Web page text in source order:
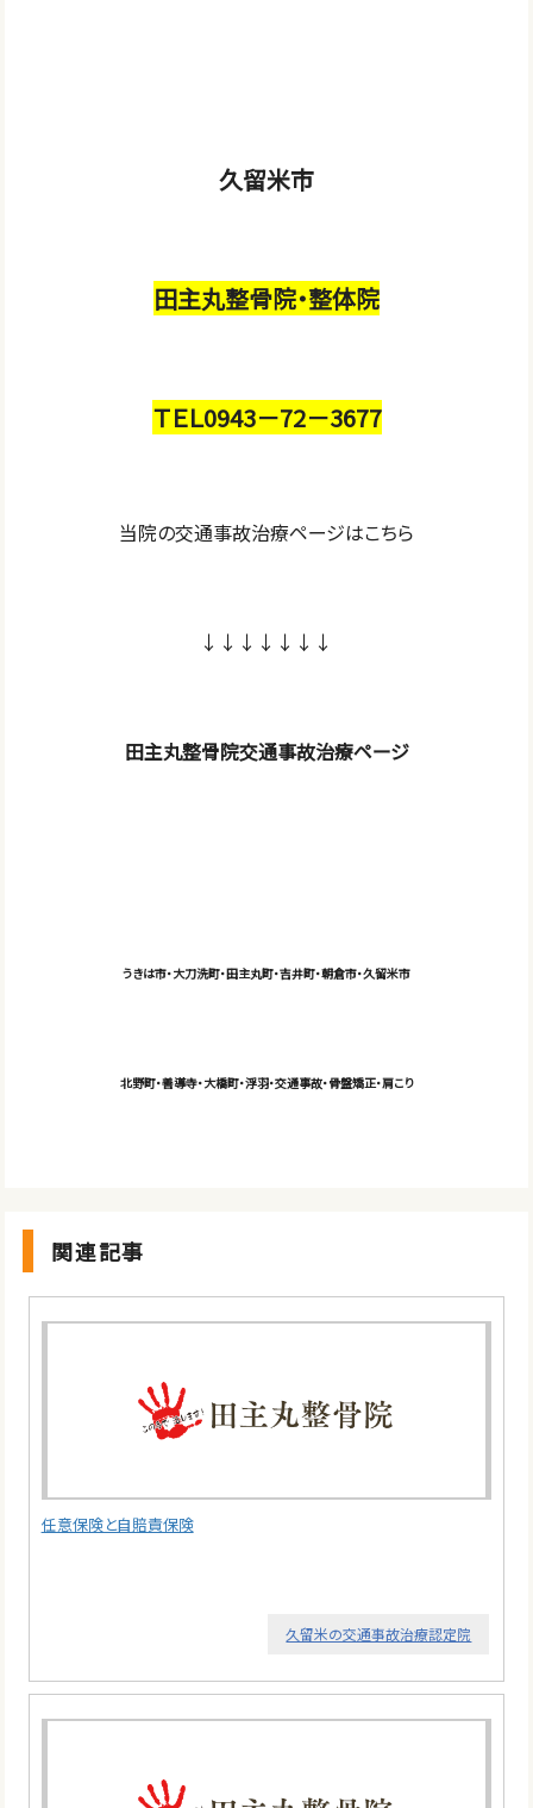
久留米市
田主丸整骨院・整体院
ＴＥＬ0943－72－3677
当院の交通事故治療ページはこちら
↓↓↓↓↓↓↓
田主丸整骨院交通事故治療ページ
うきは市・大刀洗町・田主丸町・吉井町・朝倉市・久留米市
北野町・善導寺・大橋町・浮羽・交通事故・骨盤矯正・肩こり
関連記事
任意保険と自賠責保険
久留米の交通事故治療認定院